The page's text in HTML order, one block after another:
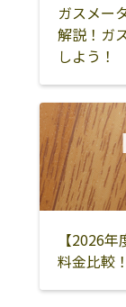
ガスメー
解説！ガ
しよう！
【2026
料金比較